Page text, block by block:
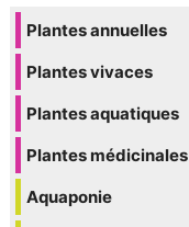
Plantes annuelles
Plantes vivaces
Plantes aquatiques
Plantes médicinales
Aquaponie